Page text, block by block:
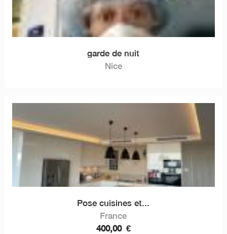
garde de nuit
Nice
Pose cuisines et...
France
400,00 €